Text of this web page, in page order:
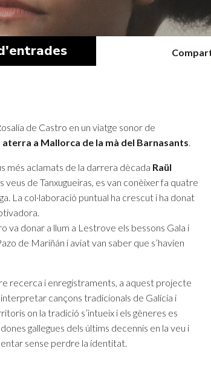
de Castro en un viatge sonor de
aterra a Mallorca de la mà del Barnasants
més aclamats de la darrera dècada Raül
veus de Tanxugueiras, es van conèixer fa quatre
La col·laboració puntual ha crescut i ha donat
va donar a llum a Lestrove els bessons Gala i
de Mariñán i aviat van saber que s’havien
recerca i enregistraments, a aquest projecte
cançons tradicionals de Galícia i
on la tradició s’intueix i els gèneres es
gallegues dels últims decennis en la veu i
sense perdre la identitat.